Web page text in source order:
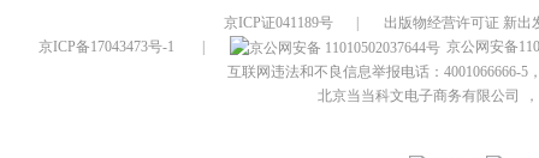
京ICP证041189号
出版物经营许可证 新出
京ICP备17043473号-1
京公网安备
互联网违法和不良信息举报电话：4001066666-5
北京当当科文电子商务有限公司